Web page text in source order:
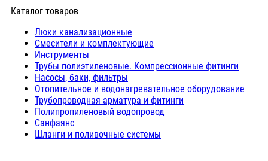
Каталог товаров
Люки канализационные
Cмесители и комплектующие
Инструменты
Трубы полиэтиленовые. Компрессионные фитинги
Насосы, баки, фильтры
Отопительное и водонагревательное оборудование
Трубопроводная арматура и фитинги
Полипропиленовый водопровод
Санфаянс
Шланги и поливочные системы